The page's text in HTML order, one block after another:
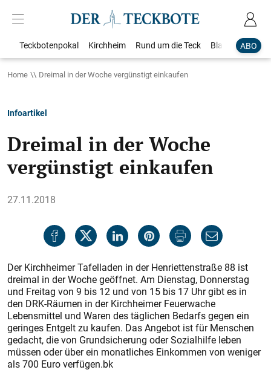
ABO
Teckbotenpokal Kirchheim Rund um die Teck Blaulicht
Home Dreimal in der Woche vergünstigt einkaufen
Infoartikel
Dreimal in der Woche
vergünstigt einkaufen
27.11.2018
Der Kirchheimer Tafelladen in der Henriettenstraße 88 ist
dreimal in der Woche geöffnet. Am Dienstag, Donnerstag
und Freitag von 9 bis 12 und von 15 bis 17 Uhr gibt es in
den DRK-Räumen in der Kirchheimer Feuerwache
Lebensmittel und Waren des täglichen Bedarfs gegen ein
geringes Entgelt zu kaufen. Das Angebot ist für Menschen
gedacht, die von Grundsicherung oder Sozialhilfe leben
müssen oder über ein monatliches Einkommen von weniger
als 700 Euro verfügen.bk